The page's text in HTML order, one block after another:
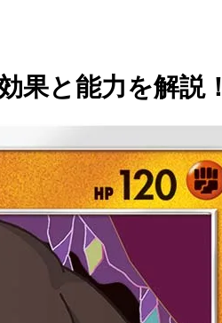
果と能力を解説！